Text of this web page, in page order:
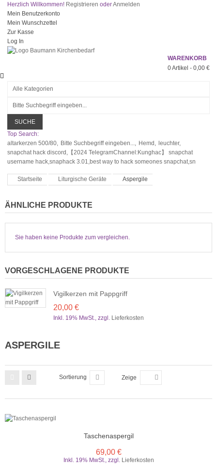
Herzlich Willkommen! Registrieren oderAnmelden
Mein Benutzerkonto
Mein Wunschzettel
Zur Kasse
Log In
WARENKORB
0Artikel - 0,00 €
SUCHE
Top Search:
altarkerzen 500/80, Bitte Suchbegriff eingeben..., Hemd, leuchter,
snapchat hack discord,【2024 TelegramChannel:Kunghac】 snapchat
username hack,snaphack 3.01,best way to hack someones snapchat,sn
Startseite Liturgische Geräte Aspergile
ÄHNLICHE PRODUKTE
Sie haben keine Produkte zum vergleichen.
VORGESCHLAGENE PRODUKTE
Vigilkerzen mit Pappgriff
20,00 €
Inkl. 19% MwSt., zzgl. Lieferkosten
ASPERGILE
Sortierung Zeige
Taschenaspergil
69,00 €
Inkl. 19% MwSt. zzgl. Lieferkosten